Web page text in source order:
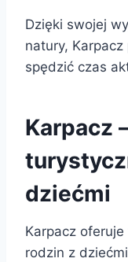
Dzięki swojej
natury,
spędzić czas
Karpacz
dziećmi
Karpacz
rodzin z